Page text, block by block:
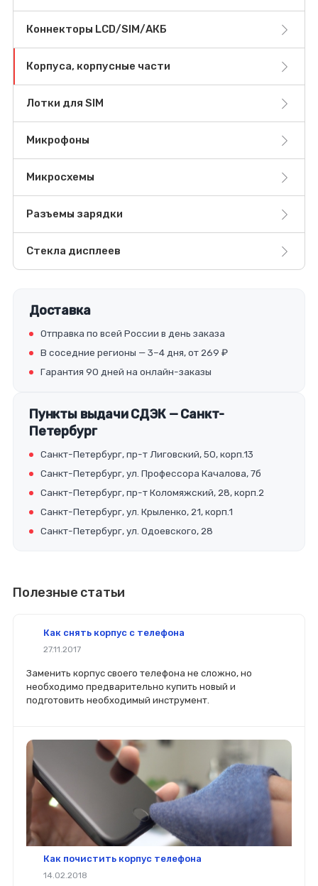
Коннекторы LCD/SIM/АКБ
Корпуса, корпусные части
Лотки для SIM
Микрофоны
Микросхемы
Разъемы зарядки
Стекла дисплеев
Доставка
Отправка по всей России в день заказа
В соседние регионы — 3–4 дня, от 269 ₽
Гарантия 90 дней на онлайн-заказы
Пункты выдачи СДЭК — Санкт-
Петербург
Санкт-Петербург, пр-т Лиговский, 50, корп.13
Санкт-Петербург, ул. Профессора Качалова, 7б
Санкт-Петербург, пр-т Коломяжский, 28, корп.2
Санкт-Петербург, ул. Крыленко, 21, корп.1
Санкт-Петербург, ул. Одоевского, 28
Полезные статьи
Как снять корпус с телефона
27.11.2017
Заменить корпус своего телефона не сложно, но
необходимо предварительно купить новый и
подготовить необходимый инструмент.
Как почистить корпус телефона
14.02.2018